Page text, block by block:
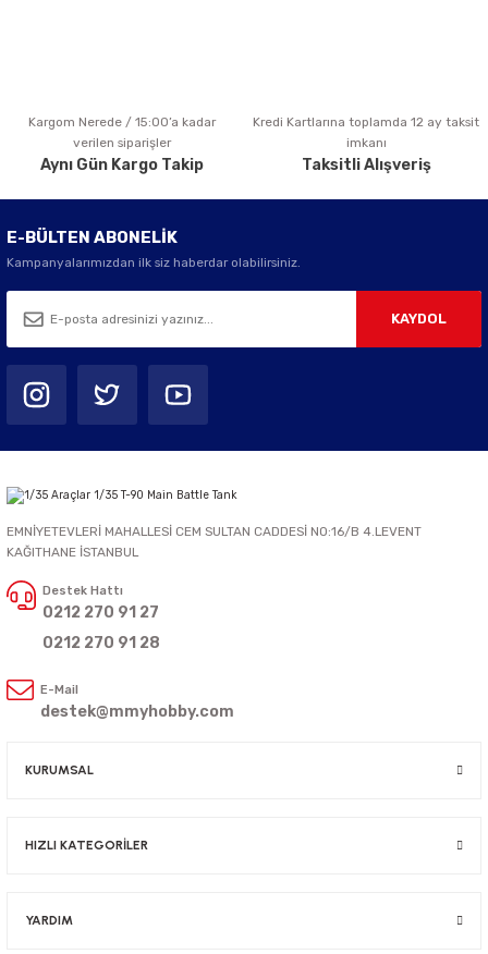
Gönder
Kargom Nerede / 15:00’a kadar
verilen siparişler
Aynı Gün Kargo Takip
Kredi Kartlarına toplamda 12 ay taksit
imkanı
Taksitli Alışveriş
E-BÜLTEN ABONELİK
Kampanyalarımızdan ilk siz haberdar olabilirsiniz.
KAYDOL
EMNİYETEVLERİ MAHALLESİ CEM SULTAN CADDESİ NO:16/B 4.LEVENT
KAĞITHANE İSTANBUL
Destek Hattı
0212 270 91 27
0212 270 91 28
E-Mail
destek@mmyhobby.com
KURUMSAL
HIZLI KATEGORİLER
YARDIM